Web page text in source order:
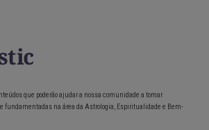
que poderão ajudar a nossa comunidade a tomar
fundamentadas na área da Astrologia, Espiritualidade e Bem-